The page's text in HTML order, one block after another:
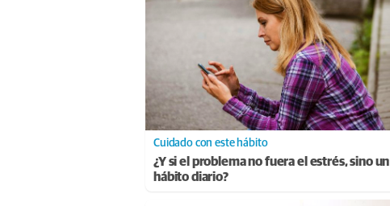
Cuidado con este hábito
¿Y si el problema no fuera el estrés, sino un
hábito diario?